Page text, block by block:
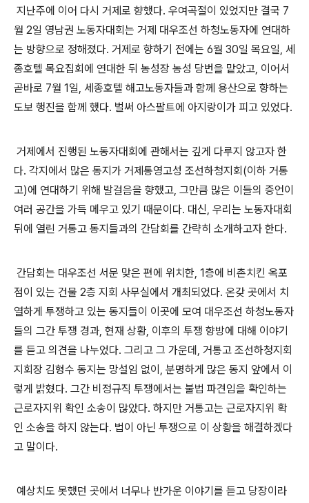
지난주에 이어 다시 거제로 향했다. 우여곡절이 있었지만 결국 7
월 2일 영남권 노동자대회는 거제 대우조선 하청노동자에 연대하
는 방향으로 정해졌다. 거제로 향하기 전에는 6월 30일 목요일, 세
종호텔 목요집회에 연대한 뒤 농성장 농성 당번을 맡았고, 이어서
곧바로 7월 1일, 세종호텔 해고노동자들과 함께 용산으로 향하는
도보 행진을 함께 했다. 벌써 아스팔트에 아지랑이가 피고 있었다.
거제에서 진행된 노동자대회에 관해서는 깊게 다루지 않고자 한
다. 각지에서 많은 동지가 거제통영고성 조선하청지회 (이하 거통
고)에 연대하기 위해 발걸음을 향했고, 그만큼 많은 이들의 증언이
여러 공간을 가득 메우고 있기 때문이다. 대신, 우리는 노동자대회
뒤에 열린 거통고 동지들과의 간담회를 간략히 소개하고자 한다.
간담회는 대우조선 서문 맞은 편에 위치한, 1층에 비촌치킨 옥포
점이 있는 건물 2층 지회 사무실에서 개최되었다. 온갖 곳에서 치
열하게 투쟁하고 있는 동지들이 이곳에 모여 대우조선 하청노동자
들의 그간 투쟁 경과, 현재 상황, 이후의 투쟁 향방에 대해 이야기
를 듣고 의견을 나누었다. 그리고 그 가운데 , 거통고 조선하청지회
지회장 김형수 동지는 망설임 없이 , 분명하게 많은 동지 앞에서 이
렇게 밝혔다. 그간 비정규직 투쟁에서는 불법 파견임을 확인하는
근로자지위 확인 소송이 많았다. 하지만 거통고는 근로자지위 확
인 소송을 하지 않는다. 법이 아닌 투쟁으로 이 상황을 해결하겠다
고 말이다.
예상치도 못했던 곳에서 너무나 반가운 이야기를 듣고 당장이라